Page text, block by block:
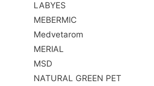
LABYES
MEBERMIC
Medvetarom
MERIAL
MSD
NATURAL GREEN PET